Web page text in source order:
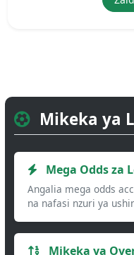
Mikeka ya
Mega Odds za
Angalia mega odds
na nafasi nzuri ya
Mikeka ya